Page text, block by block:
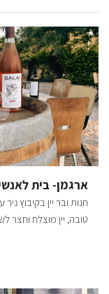
הריהוט והאביזרים
לזוגות ולמשפחות.
ארגמן, קפה צ'לה, חץ
orderby="rand"]
ארגמן- בית
חנות ובר יין בקיבוץ
טובה, יין מוצלח וחצר
תושב הקיבוץ, מתוך
של המקום הינה חיבור
של 5 יקבים